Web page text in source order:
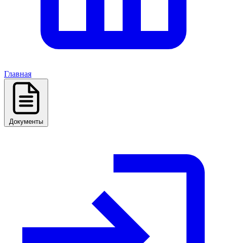
Главная
Документы